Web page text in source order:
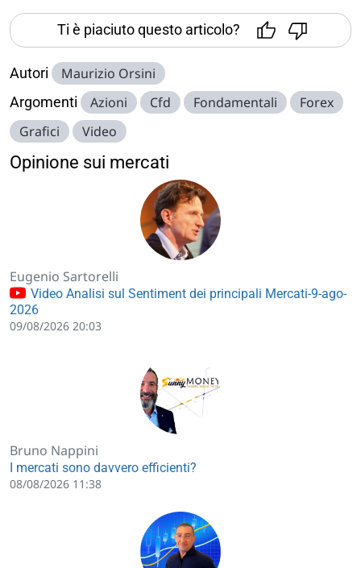
Ti è piaciuto questo articolo?
Autori Maurizio Orsini
Argomenti Azioni Cfd Fondamentali
Forex
Grafici
Video
Opinione sui mercati
Eugenio Sartorelli
Video Analisi sul Sentiment dei principali Mercati-9-ago-
2026
09/08/2026 20:03
Bruno Nappini
I mercati sono davvero efficienti?
08/08/2026 11:38